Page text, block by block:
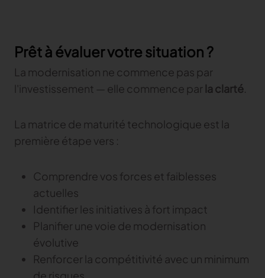
Prêt à évaluer votre situation ?
La modernisation ne commence pas par
l'investissement — elle commence par la clarté.
La matrice de maturité technologique est la
première étape vers :
Comprendre vos forces et faiblesses
actuelles
Identifier les initiatives à fort impact
Planifier une voie de modernisation
évolutive
Renforcer la compétitivité avec un minimum
de risques